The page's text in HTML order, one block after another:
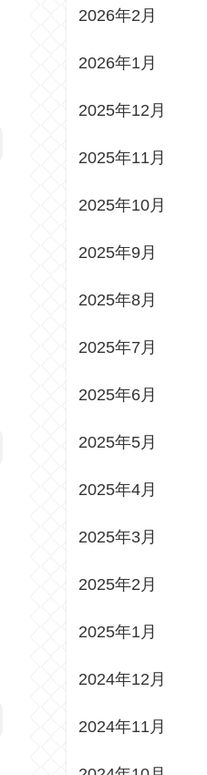
2026年2月
2026年1月
2025年12月
2025年11月
2025年10月
2025年9月
2025年8月
2025年7月
2025年6月
2025年5月
2025年4月
2025年3月
2025年2月
2025年1月
2024年12月
2024年11月